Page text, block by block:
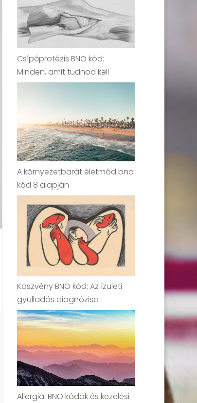
Csípőprotézis BNO kód:
Minden, amit tudnod kell
A környezetbarát életmód bno
kód 8 alapján
Köszvény BNO kód: Az ízületi
gyulladás diagnózisa
Allergia: BNO kódok és kezelési